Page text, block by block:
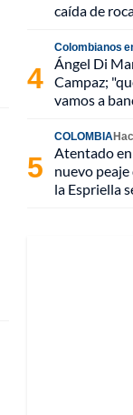
caída de
Colombianos
Ángel Di
Campaz;
vamos a
COLOMBIA
Atentado
nuevo
la Espriella